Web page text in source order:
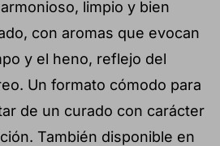
limpio y bien
con aromas que evocan
y el heno, reflejo del
Un formato cómodo para
de un curado con carácter
También disponible en